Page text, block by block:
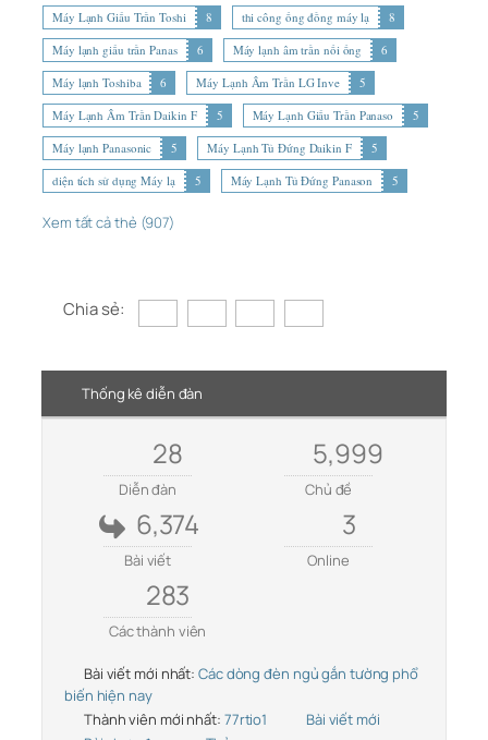
Máy Lạnh Giấu Trần Toshi
8 thi công ống đồng máy lạ
8
Máy lạnh giấu trần Panas
6 Máy lạnh âm trần nối ống
6
Máy lạnh Toshiba
6 Máy Lạnh Âm Trần LG Inve
5
Máy Lạnh Âm Trần Daikin F
5 Máy Lạnh Giấu Trần Panaso
5
Máy lạnh Panasonic
5 Máy Lạnh Tủ Đứng Daikin F
5
diện tích sử dụng Máy lạ
5 Máy Lạnh Tủ Đứng Panason 5
Xem tất cả thẻ (907)
Chia sẻ:
Thống kê diễn đàn
28
Diễn đàn
5,999
Chủ đề
6,374
Bài viết
3
Online
283
Các thành viên
Bài viết mới nhất: Các dòng đèn ngủ gắn tường phổ
biến hiện nay
Thành viên mới nhất: 77rtio1
Bài viết mới